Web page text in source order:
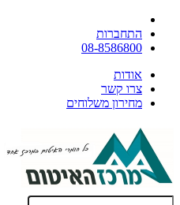
התחברות
08-8586800
אודות
צרו קשר
מחירון משלוחים